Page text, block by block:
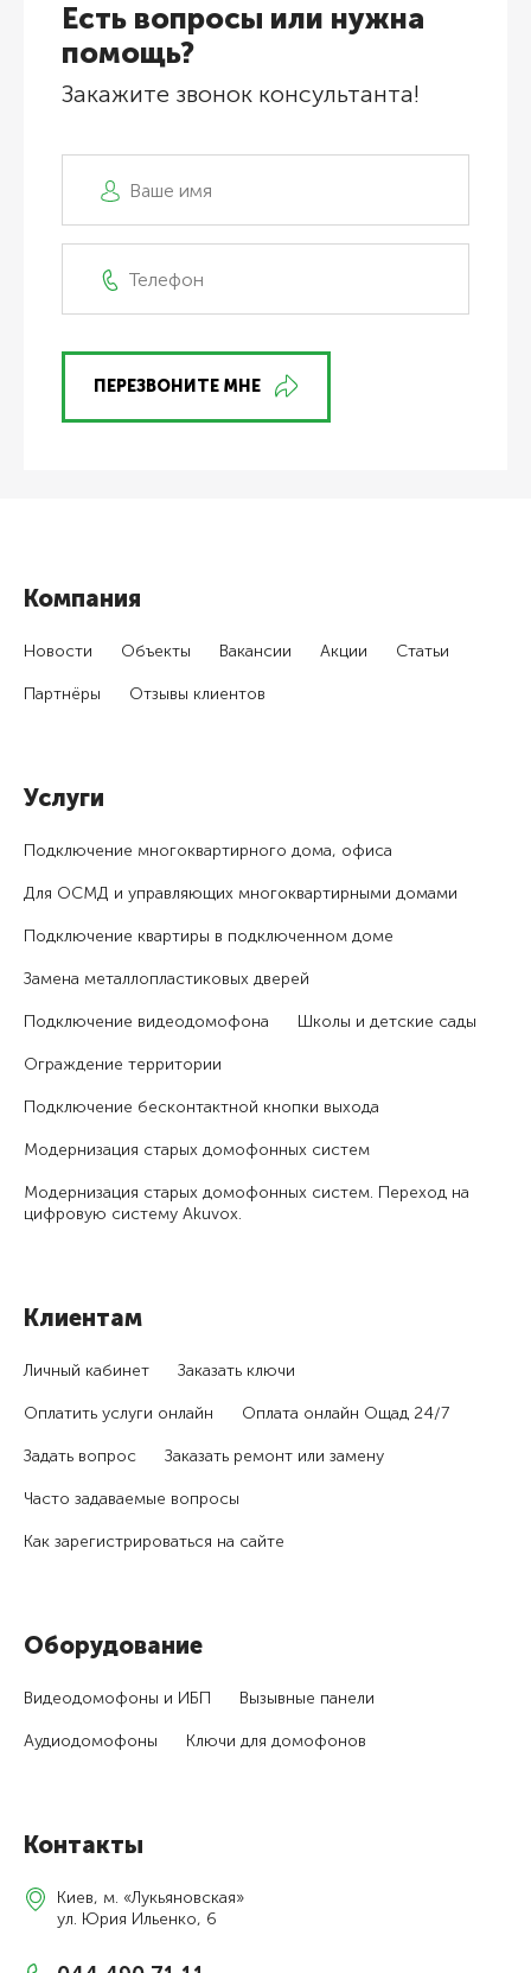
Есть вопросы или нужна
помощь?
Закажите звонок консультанта!
ПЕРЕЗВОНИТЕ МНЕ
Компания
Новости Объекты Вакансии Акции Статьи
Партнёры Отзывы клиентов
Услуги
Подключение много­квартирного дома, офиса
Для ОСМД и управляющих много­квартирными домами
Подключение квартиры в подключенном доме
Замена металлопластиковых дверей
Подключение видеодомофона Школы и детские сады
Ограждение территории
Подключение бесконтактной кнопки выхода
Модернизация старых домофонных систем
Модернизация старых домофонных систем. Переход на
цифровую систему Akuvox.
Клиентам
Личный кабинет Заказать ключи
Оплатить услуги онлайн Оплата онлайн Ощад 24/7
Задать вопрос Заказать ремонт или замену
Часто задаваемые вопросы
Как зарегистри­роваться на сайте
Оборудование
Видеодомофоны и ИБП Вызывные панели
Аудиодомофоны Ключи для домофонов
Контакты
Киев, м. «Лукьяновская»
ул. Юрия Ильенко, 6